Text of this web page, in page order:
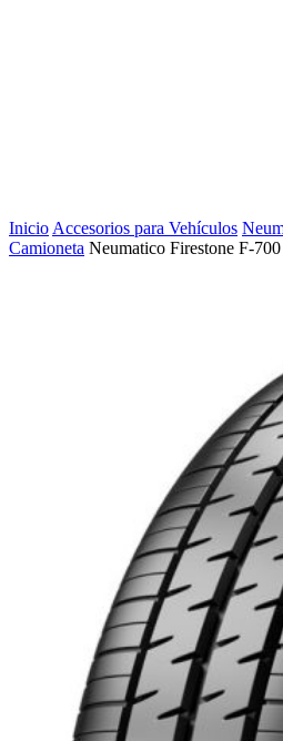
Inicio Accesorios para Vehículos
Camioneta Neumatico Firestone F-